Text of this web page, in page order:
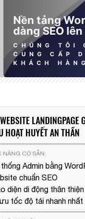
Nền tảng
dàng SEO
CHÚNG TÔI
CUNG CẤP
KHÁCH HÀNG
LANDINGPAGE
HOẠT HUYẾT AN THẦN
NĂNG CÓ SẴN:
Admin bằng
chuẩn SEO
diện di động thân thiện
tốc độ tải nhanh nhất